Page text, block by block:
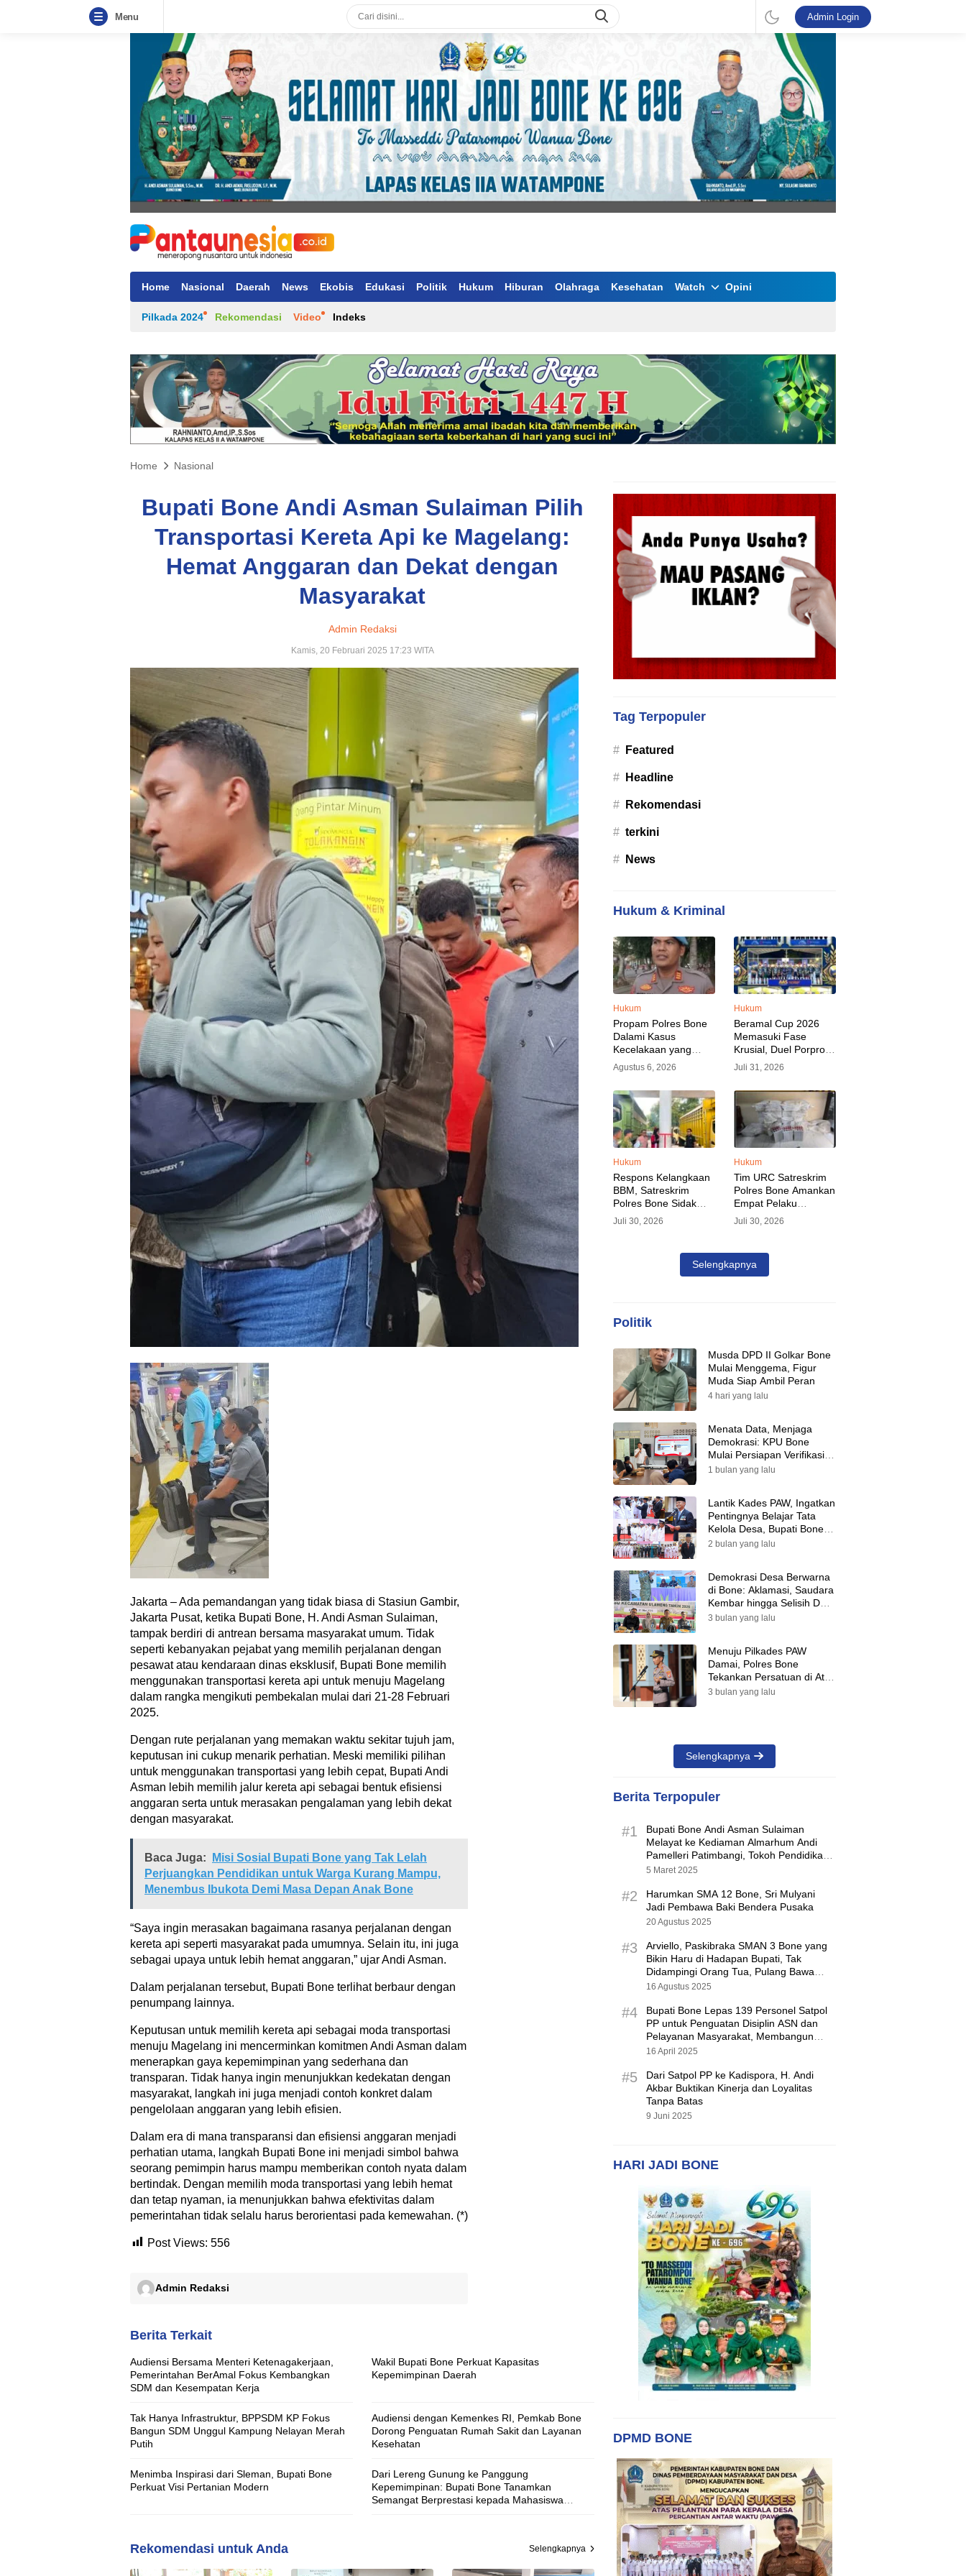
Menu Admin Login
Home Nasional Daerah News Ekobis Edukasi Politik Hukum Hiburan Olahraga Kesehatan Watch Opini
Pilkada 2024 Rekomendasi Video Indeks
Home Nasional
Bupati Bone Andi Asman Sulaiman Pilih
Transportasi Kereta Api ke Magelang:
Hemat Anggaran dan Dekat dengan
Masyarakat
Admin Redaksi
Kamis, 20 Februari 2025 17:23 WITA
Jakarta – Ada pemandangan yang tidak biasa di Stasiun Gambir,
Jakarta Pusat, ketika Bupati Bone, H. Andi Asman Sulaiman,
tampak berdiri di antrean bersama masyarakat umum. Tidak
seperti kebanyakan pejabat yang memilih perjalanan dengan
pesawat atau kendaraan dinas eksklusif, Bupati Bone memilih
menggunakan transportasi kereta api untuk menuju Magelang
dalam rangka mengikuti pembekalan mulai dari 21-28 Februari
2025.
Dengan rute perjalanan yang memakan waktu sekitar tujuh jam,
keputusan ini cukup menarik perhatian. Meski memiliki pilihan
untuk menggunakan transportasi yang lebih cepat, Bupati Andi
Asman lebih memilih jalur kereta api sebagai bentuk efisiensi
anggaran serta untuk merasakan pengalaman yang lebih dekat
dengan masyarakat.
Baca Juga:
Misi Sosial Bupati Bone yang Tak Lelah
Perjuangkan Pendidikan untuk Warga Kurang Mampu,
Menembus Ibukota Demi Masa Depan Anak Bone
“Saya ingin merasakan bagaimana rasanya perjalanan dengan
kereta api seperti masyarakat pada umumnya. Selain itu, ini juga
sebagai upaya untuk lebih hemat anggaran,” ujar Andi Asman.
Dalam perjalanan tersebut, Bupati Bone terlihat berbaur dengan
penumpang lainnya.
Keputusan untuk memilih kereta api sebagai moda transportasi
menuju Magelang ini mencerminkan komitmen Andi Asman dalam
menerapkan gaya kepemimpinan yang sederhana dan
transparan. Tidak hanya ingin menunjukkan kedekatan dengan
masyarakat, langkah ini juga menjadi contoh konkret dalam
pengelolaan anggaran yang lebih efisien.
Dalam era di mana transparansi dan efisiensi anggaran menjadi
perhatian utama, langkah Bupati Bone ini menjadi simbol bahwa
seorang pemimpin harus mampu memberikan contoh nyata dalam
bertindak. Dengan memilih moda transportasi yang lebih hemat
dan tetap nyaman, ia menunjukkan bahwa efektivitas dalam
pemerintahan tidak selalu harus berorientasi pada kemewahan. (*)
Post Views: 556
Admin Redaksi
Berita Terkait
Audiensi Bersama Menteri Ketenagakerjaan,
Pemerintahan BerAmal Fokus Kembangkan
SDM dan Kesempatan Kerja
Wakil Bupati Bone Perkuat Kapasitas
Kepemimpinan Daerah
Tak Hanya Infrastruktur, BPPSDM KP Fokus
Bangun SDM Unggul Kampung Nelayan Merah
Putih
Audiensi dengan Kemenkes RI, Pemkab Bone
Dorong Penguatan Rumah Sakit dan Layanan
Kesehatan
Menimba Inspirasi dari Sleman, Bupati Bone
Perkuat Visi Pertanian Modern
Dari Lereng Gunung ke Panggung
Kepemimpinan: Bupati Bone Tanamkan
Semangat Berprestasi kepada Mahasiswa
Rekomendasi untuk Anda Selengkapnya
Tag Terpopuler
# Featured
# Headline
# Rekomendasi
# terkini
# News
Hukum & Kriminal
Hukum
Propam Polres Bone
Dalami Kasus
Kecelakaan yang
Libatkan Oknum
Polisi, Pelaku Sudah
Diamankan
Agustus 6, 2026
Hukum
Beramal Cup 2026
Memasuki Fase
Krusial, Duel Porprov
Bone vs Trikora Wajo
Jadi Sorotan Malam
Ini
Juli 31, 2026
Hukum
Respons Kelangkaan
BBM, Satreskrim
Polres Bone Sidak
SPBU dan Pangkalan
LPG, AKP Alvin Aji
SPBU Agar Distribusi
BBM Tepat Sasaran
Juli 30, 2026
Hukum
Tim URC Satreskrim
Polres Bone Amankan
Empat Pelaku
Pencurian Aset PLN,
Kerugian Ditaksir
Juli 30, 2026
Selengkapnya
Politik
Musda DPD II Golkar Bone
Mulai Menggema, Figur
Muda Siap Ambil Peran
4 hari yang lalu
Menata Data, Menjaga
Demokrasi: KPU Bone
Mulai Persiapan Verifikasi
Partai Politik Menuju Pemilu
1 bulan yang lalu
Lantik Kades PAW, Ingatkan
Pentingnya Belajar Tata
Kelola Desa, Bupati Bone:
Tak Ada Lagi Kubu,
2 bulan yang lalu
Demokrasi Desa Berwarna
di Bone: Aklamasi, Saudara
Kembar hingga Selisih Dua
Suara Warnai Pilkades PAW
3 bulan yang lalu
Menuju Pilkades PAW
Damai, Polres Bone
Tekankan Persatuan di Atas
Perbedaan Pilihan
3 bulan yang lalu
Selengkapnya
Berita Terpopuler
#1
Bupati Bone Andi Asman Sulaiman
Melayat ke Kediaman Almarhum Andi
Pamelleri Patimbangi, Tokoh Pendidikan
Kabupaten Bone
5 Maret 2025
#2
Harumkan SMA 12 Bone, Sri Mulyani
Jadi Pembawa Baki Bendera Pusaka
20 Agustus 2025
#3
Arviello, Paskibraka SMAN 3 Bone yang
Bikin Haru di Hadapan Bupati, Tak
Didampingi Orang Tua, Pulang Bawa
Hadiah Motor
16 Agustus 2025
#4
Bupati Bone Lepas 139 Personel Satpol
PP untuk Penguatan Disiplin ASN dan
Pelayanan Masyarakat, Membangun
Pemerintahan yang Tertib dan Melayani
16 April 2025
#5
Dari Satpol PP ke Kadispora, H. Andi
Akbar Buktikan Kinerja dan Loyalitas
Tanpa Batas
9 Juni 2025
HARI JADI BONE
DPMD BONE